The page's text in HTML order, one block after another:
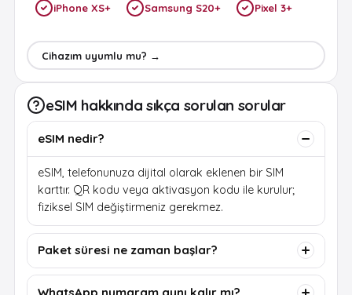
iPhone XS+ Samsung S20+ Pixel 3+
Cihazım uyumlu mu? →
eSIM hakkında sıkça sorulan sorular
eSIM nedir?
eSIM, telefonunuza dijital olarak eklenen bir SIM
karttır. QR kodu veya aktivasyon kodu ile kurulur;
fiziksel SIM değiştirmeniz gerekmez.
Paket süresi ne zaman başlar?